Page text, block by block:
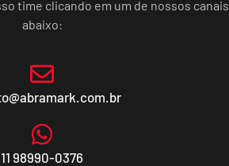
time clicando em um de nossos canais
abaixo:
11 98990-0376